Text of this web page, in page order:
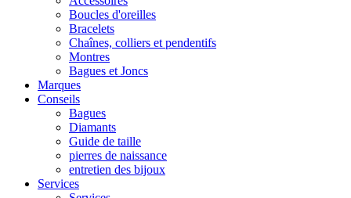
Boucles d'oreilles
Bracelets
Chaînes, colliers et pendentifs
Montres
Bagues et Joncs
Marques
Conseils
Bagues
Diamants
Guide de taille
pierres de naissance
entretien des bijoux
Services